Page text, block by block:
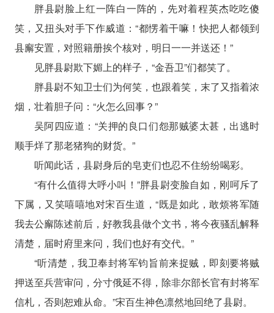
胖县尉脸上红一阵白一阵的，先对着程英杰吃吃傻
笑，又扭头对手下作威道：“都愣着干嘛！快把人都领到
县廨安置，对照籍册挨个核对，明日一一并送还！”
见胖县尉欺下媚上的样子，“金吾卫”们都笑了。
胖县尉不知卫士们为何笑，也跟着笑，末了又指着浓
烟，壮着胆子问：“火怎么回事？”
吴阿四应道：“关押的良口们怨那贼婆太甚，出逃时
顺手烊了那老猪狗的财货。”
听闻此话，县尉身后的皂吏们也忍不住纷纷喝彩。
“有什么值得大呼小叫！”胖县尉变脸自如，刚呵斥了
下属，又笑嘻嘻地对宋百生道，“既是如此，敢烦将军随
我去公廨陈述前后，好教我县做个文书，将今夜骚乱解释
清楚，届时府里来问，我们也好有交代。”
“听清楚，我卫奉封将军钧旨前来捉贼，即刻要将贼
押送至兵营审问，分寸俄延不得，除非尔部长官有封将军
信札，否则恕难从命。”宋百生神色凛然地回绝了县尉。